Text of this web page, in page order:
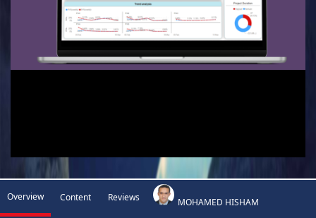
Overview Content Reviews MOHAMED HISHAM